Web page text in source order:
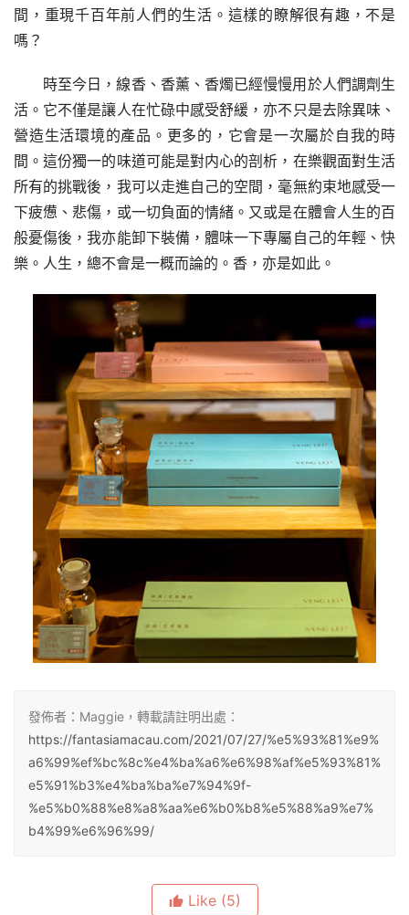
間，重現千百年前人們的生活。這樣的瞭解很有趣，不是
嗎？
時至今日，線香、香薰、香燭已經慢慢用於人們調劑生
活。它不僅是讓人在忙碌中感受舒緩，亦不只是去除異味、
營造生活環境的產品。更多的，它會是一次屬於自我的時
間。這份獨一的味道可能是對内心的剖析，在樂觀面對生活
所有的挑戰後，我可以走進自己的空間，毫無約束地感受一
下疲憊、悲傷，或一切負面的情緒。又或是在體會人生的百
般憂傷後，我亦能卸下裝備，體味一下專屬自己的年輕、快
樂。人生，總不會是一概而論的。香，亦是如此。
發佈者：Maggie，轉載請註明出處：
https://fantasiamacau.com/2021/07/27/%e5%93%81%e9%
a6%99%ef%bc%8c%e4%ba%a6%e6%98%af%e5%93%81%
e5%91%b3%e4%ba%ba%e7%94%9f-
%e5%b0%88%e8%a8%aa%e6%b0%b8%e5%88%a9%e7%
b4%99%e6%96%99/
Like (5)